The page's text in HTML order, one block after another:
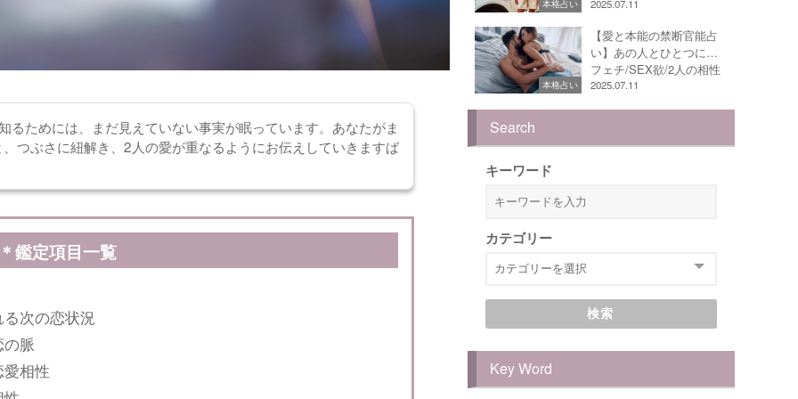
ためには、まだ見えていない事実が眠っています。あなたがま
つぶさに紐解き、2人の愛が重なるようにお伝えしていきますば
鑑定項目一覧
次の恋状況
脈
相性
本格占い 2025.07.11
本格占い
【愛と本能の禁断官能占
い】あの人とひとつに…
フェチ/SEX欲/2人の相性
2025.07.11
Search
キーワード
カテゴリー
検索
Key Word